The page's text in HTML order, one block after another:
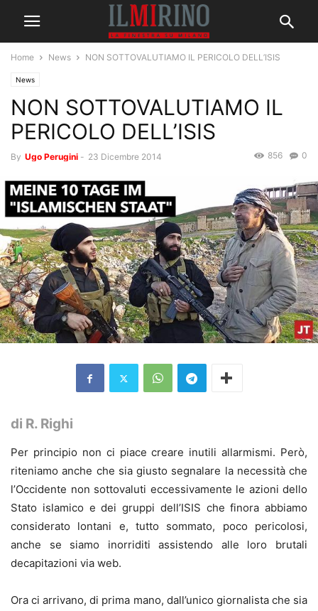
Home News NON SOTTOVALUTIAMO IL PERICOLO DELL’ISIS
News
NON SOTTOVALUTIAMO IL
PERICOLO DELL’ISIS
By Ugo Perugini - 23 Dicembre 2014 0
856
di R. Righi
Per principio non ci piace creare inutili allarmismi. Però,
riteniamo anche che sia giusto segnalare la necessità che
l’Occidente non sottovaluti eccessivamente le azioni dello
Stato islamico e dei gruppi dell’ISIS che finora abbiamo
considerato lontani e, tutto sommato, poco pericolosi,
anche se siamo inorriditi assistendo alle loro brutali
decapitazioni via web.
Ora ci arrivano, di prima mano, dall’unico giornalista che sia